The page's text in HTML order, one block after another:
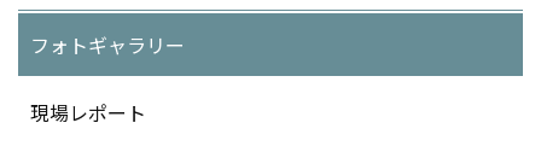
フォトギャラリー
現場レポート